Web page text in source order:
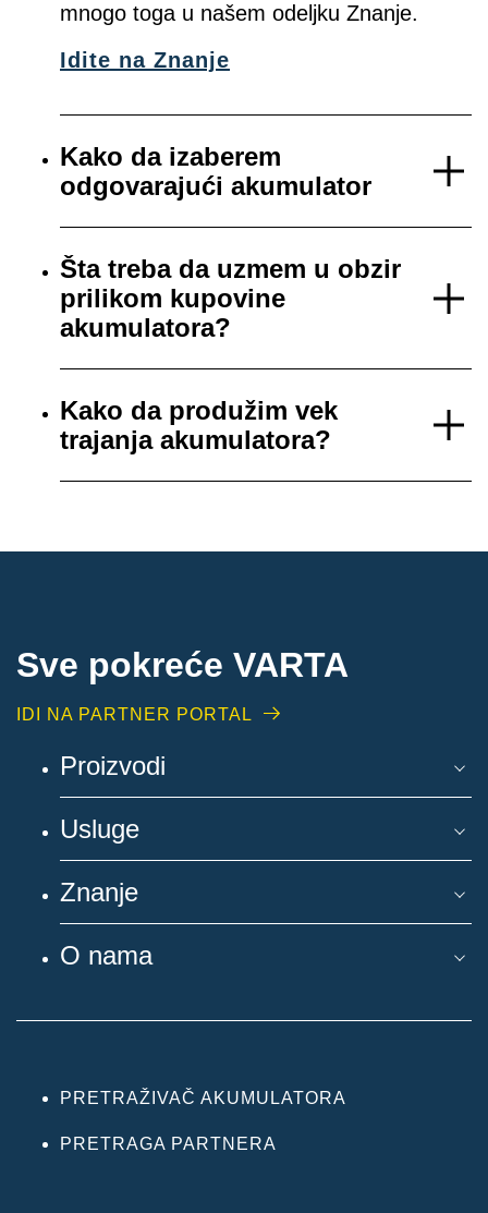
mnogo toga u našem odeljku Znanje.
Idite na Znanje
Kako da izaberem
odgovarajući akumulator
Šta treba da uzmem u obzir
prilikom kupovine
akumulatora?
Kako da produžim vek
trajanja akumulatora?
Sve pokreće VARTA
IDI NA PARTNER PORTAL
Proizvodi
Usluge
Znanje
O nama
PRETRAŽIVAČ AKUMULATORA
PRETRAGA PARTNERA